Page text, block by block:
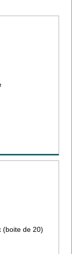
(boite de 20)